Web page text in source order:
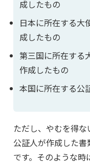
成したもの
日本に所在する大
成したもの
第三国に所在する
作成したもの
本国に所在する公
ただし、やむを得
公証人が作成した
です。そのような